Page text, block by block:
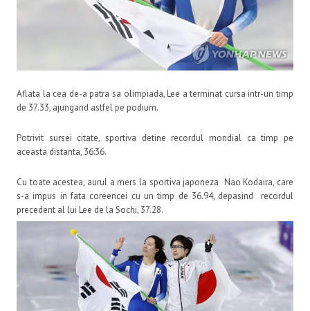
Aflata la cea de-a patra sa olimpiada, Lee a terminat cursa intr-un timp
de 37.33, ajungand astfel pe podium.
Potrivit sursei citate, sportiva detine recordul mondial ca timp pe
aceasta distanta, 36:36.
Cu toate acestea, aurul a mers la sportiva japoneza Nao Kodaira, care
s-a impus in fata coreencei cu un timp de 36.94, depasind recordul
precedent al lui Lee de la Sochi, 37.28.